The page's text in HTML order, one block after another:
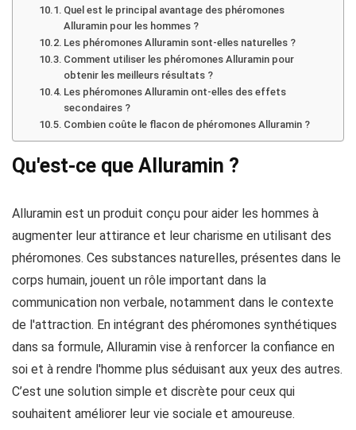
Quel est le principal avantage des phéromones
Alluramin pour les hommes ?
Les phéromones Alluramin sont-elles naturelles ?
Comment utiliser les phéromones Alluramin pour
obtenir les meilleurs résultats ?
Les phéromones Alluramin ont-elles des effets
secondaires ?
Combien coûte le flacon de phéromones Alluramin ?
Qu'est-ce que Alluramin ?
Alluramin est un produit conçu pour aider les hommes à
augmenter leur attirance et leur charisme en utilisant des
phéromones. Ces substances naturelles, présentes dans le
corps humain, jouent un rôle important dans la
communication non verbale, notamment dans le contexte
de l'attraction. En intégrant des phéromones synthétiques
dans sa formule, Alluramin vise à renforcer la confiance en
soi et à rendre l'homme plus séduisant aux yeux des autres.
C’est une solution simple et discrète pour ceux qui
souhaitent améliorer leur vie sociale et amoureuse.